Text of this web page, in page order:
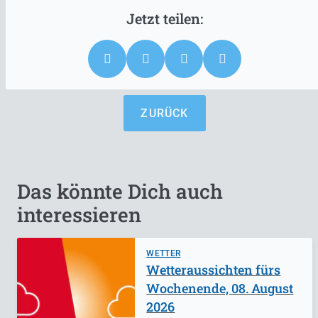
ZURÜCK
Das könnte Dich auch
interessieren
WETTER
Wetteraussichten fürs
Wochenende, 08. August
2026